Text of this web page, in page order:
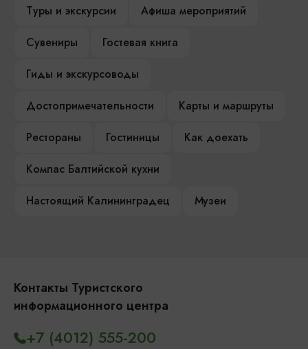
Туры и экскурсии
Афиша мероприятий
Сувениры
Гостевая книга
Гиды и экскурсоводы
Достопримечательности
Карты и маршруты
Рестораны
Гостиницы
Как доехать
Компас Балтийской кухни
Настоящий Калининградец
Музеи
Контакты Туристского
информационного центра
+7 (4012) 555-200